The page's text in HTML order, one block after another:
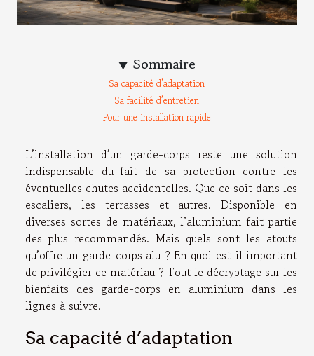
Sommaire
Sa capacité d’adaptation
Sa facilité d’entretien
Pour une installation rapide
L’installation d’un garde-corps reste une solution
indispensable du fait de sa protection contre les
éventuelles chutes accidentelles. Que ce soit dans les
escaliers, les terrasses et autres. Disponible en
diverses sortes de matériaux, l’aluminium fait partie
des plus recommandés. Mais quels sont les atouts
qu’offre un garde-corps alu ? En quoi est-il important
de privilégier ce matériau ? Tout le décryptage sur les
bienfaits des garde-corps en aluminium dans les
lignes à suivre.
Sa capacité d’adaptation